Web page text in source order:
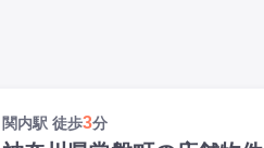
関内駅 徒歩3分